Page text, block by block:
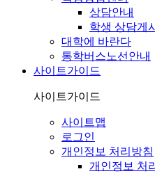
상담안내
학생 상담게
대학에 바란다
통학버스노선안내
사이트가이드
사이트가이드
사이트맵
로그인
개인정보 처리방침
개인정보 처